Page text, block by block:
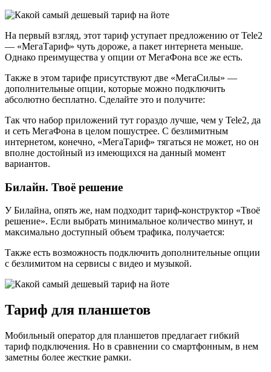
На первый взгляд, этот тариф уступает предложению от Tele2
— «МегаТариф» чуть дороже, а пакет интернета меньше.
Однако преимущества у опции от МегаФона все же есть.
Также в этом тарифе присутствуют две «МегаСилы» —
дополнительные опции, которые можно подключить
абсолютно бесплатно. Сделайте это и получите:
Так что набор приложений тут гораздо лучше, чем у Tele2, да
и сеть МегаФона в целом пошустрее. С безлимитным
интернетом, конечно, «МегаТариф» тягаться не может, но он
вполне достойный из имеющихся на данный момент
вариантов.
Билайн. Твоё решение
У Билайна, опять же, нам подходит тариф-конструктор «Твоё
решение». Если выбрать минимальное количество минут, и
максимально доступный объем трафика, получается:
Также есть возможность подключить дополнительные опции
с безлимитом на сервисы с видео и музыкой.
Тариф для планшетов
Мобильный оператор для планшетов предлагает гибкий
тариф подключения. Но в сравнении со смартфонным, в нем
заметны более жесткие рамки.